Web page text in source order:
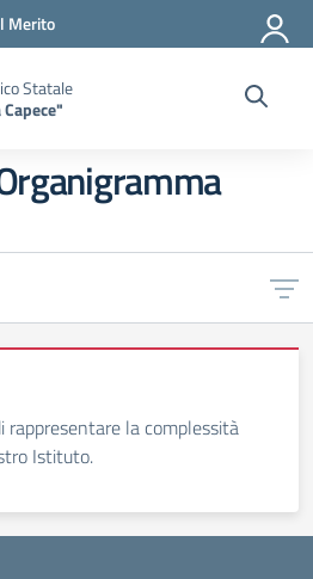
Merito
Statale
rappresentare la complessità
Istituto.